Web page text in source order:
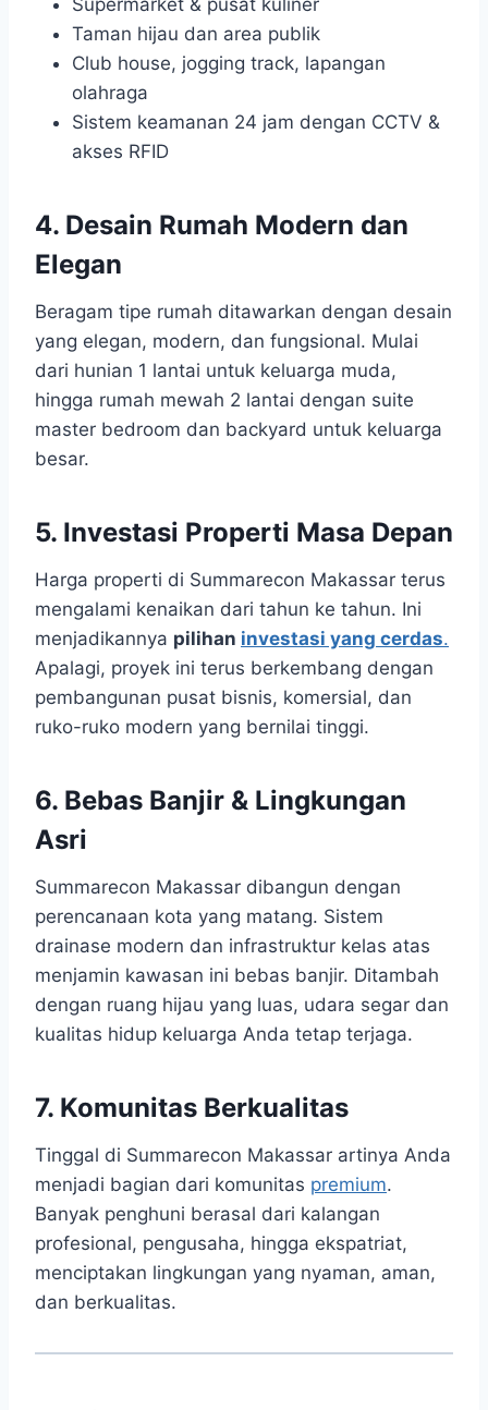
Supermarket & pusat kuliner
Taman hijau dan area publik
Club house, jogging track, lapangan
olahraga
Sistem keamanan 24 jam dengan CCTV &
akses RFID
4. Desain Rumah Modern dan
Elegan
Beragam tipe rumah ditawarkan dengan desain
yang elegan, modern, dan fungsional. Mulai
dari hunian 1 lantai untuk keluarga muda,
hingga rumah mewah 2 lantai dengan suite
master bedroom dan backyard untuk keluarga
besar.
5. Investasi Properti Masa Depan
Harga properti di Summarecon Makassar terus
mengalami kenaikan dari tahun ke tahun. Ini
menjadikannya pilihan investasi yang cerdas.
Apalagi, proyek ini terus berkembang dengan
pembangunan pusat bisnis, komersial, dan
ruko-ruko modern yang bernilai tinggi.
6. Bebas Banjir & Lingkungan
Asri
Summarecon Makassar dibangun dengan
perencanaan kota yang matang. Sistem
drainase modern dan infrastruktur kelas atas
menjamin kawasan ini bebas banjir. Ditambah
dengan ruang hijau yang luas, udara segar dan
kualitas hidup keluarga Anda tetap terjaga.
7. Komunitas Berkualitas
Tinggal di Summarecon Makassar artinya Anda
menjadi bagian dari komunitas premium.
Banyak penghuni berasal dari kalangan
profesional, pengusaha, hingga ekspatriat,
menciptakan lingkungan yang nyaman, aman,
dan berkualitas.